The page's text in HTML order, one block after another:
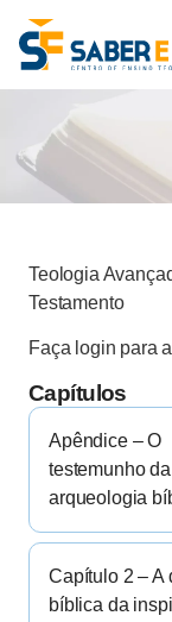
Teologia
Testamento
Faça login para
Capítulos
Apêndice – O
testemunho da
arqueologia
Capítulo 2 – A
bíblica da